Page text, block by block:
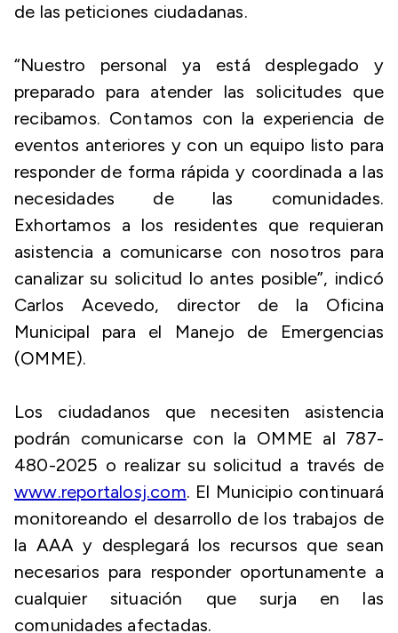
de las peticiones ciudadanas.
“Nuestro personal ya está desplegado y
preparado para atender las solicitudes que
recibamos. Contamos con la experiencia de
eventos anteriores y con un equipo listo para
responder de forma rápida y coordinada a las
necesidades de las comunidades.
Exhortamos a los residentes que requieran
asistencia a comunicarse con nosotros para
canalizar su solicitud lo antes posible”, indicó
Carlos Acevedo, director de la Oficina
Municipal para el Manejo de Emergencias
(OMME).
Los ciudadanos que necesiten asistencia
podrán comunicarse con la OMME al 787-
480-2025 o realizar su solicitud a través de
www.reportalosj.com. El Municipio continuará
monitoreando el desarrollo de los trabajos de
la AAA y desplegará los recursos que sean
necesarios para responder oportunamente a
cualquier situación que surja en las
comunidades afectadas.